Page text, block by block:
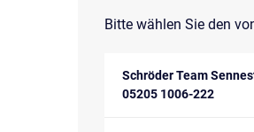
Bitte wählen Sie den
Schröder Team
05205 1006-222